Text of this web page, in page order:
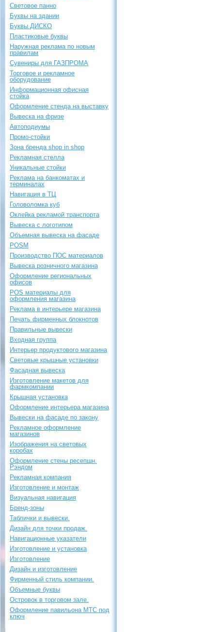
Световое панно
Буквы на здании
Буквы ДИСКО
Пластиковые буквы
Наружная реклама по новым
правилам
Сувениры для ГАЗПРОМА
Торговое и рекламное
оборудование
Информационная офисная
стойка
Оформление стенда на выставку
Вывеска на фризе
Автоподиумы
Промо-стойки
Зона бренда shop in shop
Рекламная стелла
Уникальные стойки
Реклама на банкоматах и
терминалах
Навигация в ТЦ
Головоломка куб
Оклейка рекламой транспорта
Вывеска с логотипом
Объемная вывеска на фасаде
POSM
Производство ПОС материалов
Вывеска розничного магазина
Оформление региональных
офисов
POS материалы для
оформления магазина
Реклама в интерьере магазина
Печать фирменных блокнотов
Правильные вывески
Входная группа
Интерьер продуктового магазина
Световые крышные установки
Фасадная вывеска
Изготовление макетов для
фармкомпании
Крышная установка
Оформление интерьера магазина
Вывески на фасаде по закону
Рекламное оформление
магазинов
Изображения на световых
коробах
Оформление стены ресепшн.
Рэндом
Рекламная компания
Изготовление и монтаж
Визуальная навигация
Бренд-зоны
Таблички и вывески.
Дизайн для точки продаж.
Навигационные указатели
Изготовление и установка
Изготовление
Дизайн и изготовление
Фирменный стиль компании.
Объемные буквы
Островок в торговом зале.
Оформление павильона МТС под
ключ